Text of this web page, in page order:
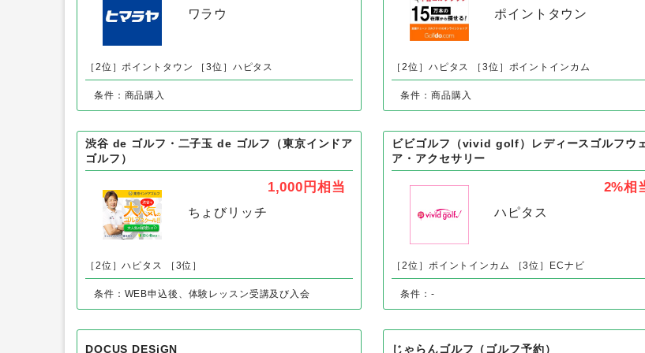
［2位］ポイントタウン ［3位］ハピタス
条件：商品購入
ゴルフドゥ！オンラインショップ（中古クラブ）
購入
［2位］ハピタス ［3位］ポイントインカム
条件：商品購入
渋谷 de ゴルフ・二子玉 de ゴルフ（東京インドア
ゴルフ）
ちょびリッチ
［2位］ハピタス ［3位］
ビビゴルフ（vivid golf）レディースゴルフウェ
［2位］ポイントインカム ［3位］ECナビ